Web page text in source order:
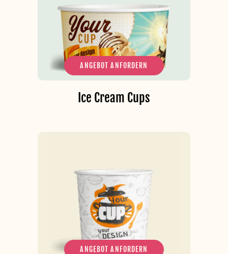
ANGEBOT ANFORDERN
Ice Cream Cups
ANGEBOT ANFORDERN